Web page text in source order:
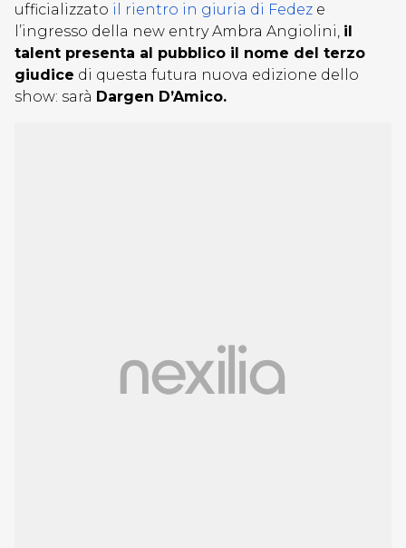
ufficializzato il rientro in giuria di Fedez e
l’ingresso della new entry Ambra Angiolini, il
talent presenta al pubblico il nome del terzo
giudice di questa futura nuova edizione dello
show: sarà Dargen D’Amico.